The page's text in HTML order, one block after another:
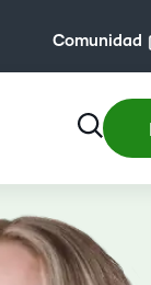
Comunidad